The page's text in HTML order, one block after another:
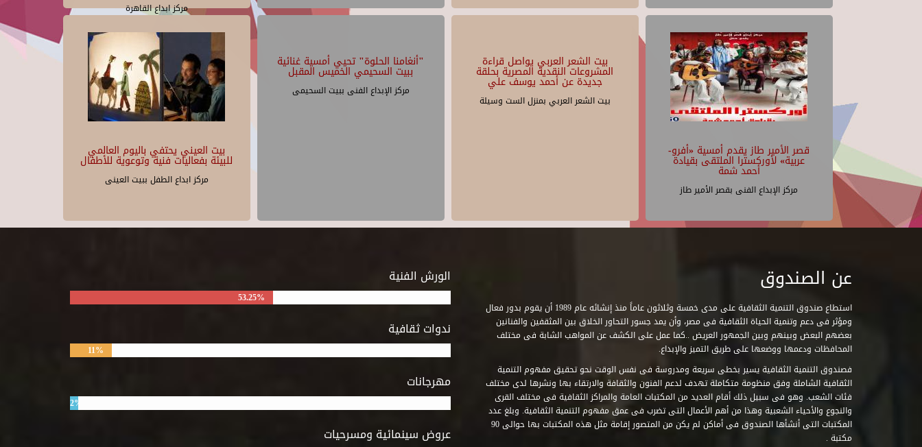
مركز ابداع القاهرة
بيت العيني يحتفي باليوم العالمي
للبيئة بفعاليات فنية وتوعوية للأطفال
مركز ابداع الطفل ببيت العينى
"أنغامنا الحلوة" تحيي أمسية غنائية
ببيت السحيمي الخميس المقبل
مركز الإبداع الفنى ببيت السحيمى
بيت الشعر العربي يواصل قراءة
المشروعات النقدية المصرية بحلقة
جديدة عن أحمد يوسف علي
بيت الشعر العربي بمنزل الست وسيلة
قصر الأمير طاز يقدم أمسية «أفرو-
عربية» لأوركسترا الملتقى بقيادة
أحمد شمة
مركز الإبداع الفنى بقصر الأمير طاز
الورش الفنية
53.25%
ندوات ثقافية
11%
مهرجانات
2%
عروض سينمائية ومسرحيات
عن الصندوق
استطاع صندوق التنمية الثقافية على مدى خمسة وثلاثون عاماً منذ إنشائه عام 1989 أن يقوم بدور فعال
ومؤثر فى دعم وتنمية الحياة الثقافية فى مصر، وأن يمد جسور التحاور الخلاق بين المثقفين والفنانين
بعضهم البعض وبينهم وبين الجمهور العريض ..كما عمل على الكشف عن المواهب الشابة فى مختلف
المحافظات ودعمها ووضعها على طريق التميز والإبداع.
فصندوق التنمية الثقافية يسير بخطى سريعة ومدروسة فى نفس الوقت نحو تحقيق مفهوم التنمية
الثقافية الشاملة وفق منظومة متكاملة تهدف لدعم الفنون والثقافة والارتقاء بها ونشرها لدى مختلف
فئات الشعب. وهو فى سبيل ذلك أقام العديد من المكتبات العامة والمراكز الثقافية فى مختلف القرى
والنجوع والأحياء الشعبية وهذا من أهم الأعمال التى تضرب فى عمق مفهوم التنمية الثقافية. وبلغ عدد
المكتبات التى أنشأها الصندوق فى أماكن لم يكن من المتصور إقامة مثل هذه المكتبات بها حوالى 90
مكتبة .